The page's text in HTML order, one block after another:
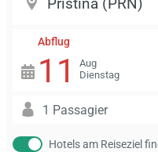
Abflug
11
Aug
Dienstag
1 Passagier
Hotels am Reiseziel